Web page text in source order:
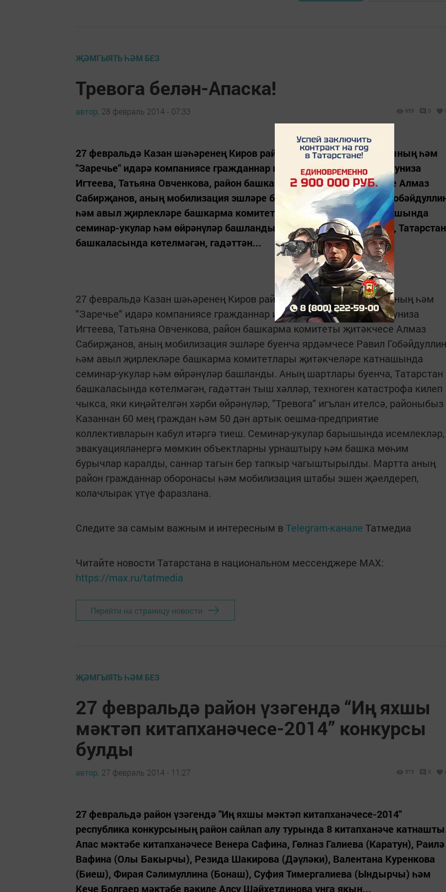
ҖӘМГЫЯТЬ ҺӘМ БЕЗ
Тревога белән-Апаска!
автор, 28 февраль 2014 - 07:33 655 0
27 февральдә Казан шәһәренең Киров районы башкарма комитетының һәм
"Заречье" идарә компаниясе гражданнар иминлеге инженерлары Руниза
Игтеева, Татьяна Овченкова, район башкарма комитеты җитәкчесе Алмаз
Сабирҗанов, аның мобилизация эшләре буенча ярдәмчесе Равил
һәм авыл җирлекләре башкарма комитетлары җитәкчеләре катнашында
семинар-укулар һәм өйрәнүләр башланды. Аның шартлары буенча, Татарстан
башкаласында көтелмәгән, гадәттән...
27 февральдә Казан шәһәренең Киров районы башкарма комитетының һәм
"Заречье" идарә компаниясе гражданнар иминлеге инженерлары Руниза
Игтеева, Татьяна Овченкова, район башкарма комитеты җитәкчесе Алмаз
Сабирҗанов, аның мобилизация эшләре буенча ярдәмчесе Равил Гобәйдуллин
һәм авыл җирлекләре башкарма комитетлары җитәкчеләре катнашында
семинар-укулар һәм өйрәнүләр башланды. Аның шартлары буенча, Татарстан
башкаласында көтелмәгән, гадәттән тыш хәлләр, техноген катастрофа килеп
чыкса, яки киңәйтелгән хәрби өйрәнүләр, "Тревога" игълан ителсә, районыбыз
Казаннан 60 мең граждан һәм 50 дән артык оешма-предприятие
коллективларын кабул итәргә тиеш. Семинар-укулар барышында исемлекләр,
эвакуацияләнергә мөмкин объектларны урнаштыру һәм башка мөһим
бурычлар каралды, саннар тагын бер тапкыр чагыштырылды. Мартта аның
район гражданнар оборонасы һәм мобилизация штабы эшен җәелдереп,
колачлырак үтүе фаразлана.
Следите за самым важным и интересным в Telegram-канале Татмедиа
Читайте новости Татарстана в национальном мессенджере MАХ:
https://max.ru/tatmedia
Перейти на страницу новости
ҖӘМГЫЯТЬ ҺӘМ БЕЗ
27 февральдә район үзәгендә “Иң яхшы
мәктәп китапханәчесе-2014” конкурсы
булды
автор, 27 февраль 2014 - 11:27 573 0
27 февральдә район үзәгендә "Иң яхшы мәктәп китапханәчесе-2014"
республика конкурсының район сайлап алу турында 8 китапханәче
Апас мәктәбе китапханәчесе Венера Сафина, Гөлназ Галиева (Каратун), Раилә
Вафина (Олы Бакырчы), Резида Шакирова (Дәүләки), Валентана Куренкова
(Биеш), Фирая Сәлимуллина (Бонаш), Суфия Тимергалиева (Ындырчы) һәм
Кече Болгаер мәктәбе вәкиле Алсу Шәйхетдинова унга якын...